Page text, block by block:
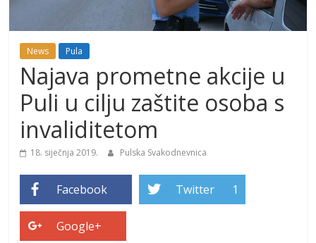
News Pula
Najava prometne akcije u
Puli u cilju zaštite osoba s
invaliditetom
18. siječnja 2019. Pulska Svakodnevnica
Facebook Twitter 1
Google+